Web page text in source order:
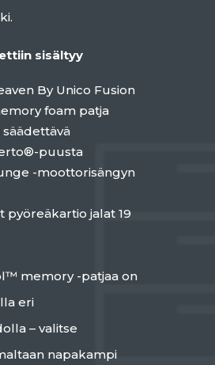
sisältyy
By Unico Fusion
foam patja
puusta
-moottorisängyn
pyöreäkartio jalat 19
memory -patjaa on
eri
– valitse
napakampi